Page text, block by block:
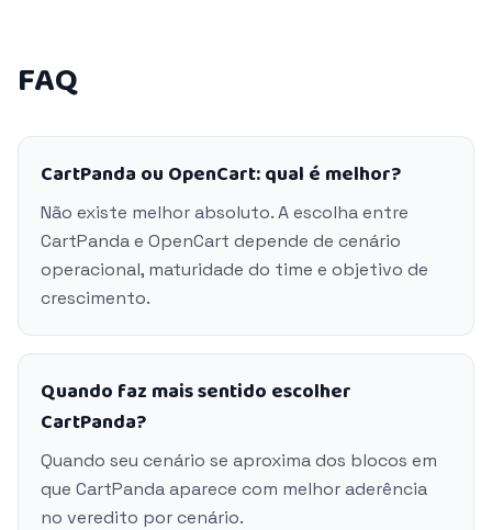
FAQ
CartPanda ou OpenCart: qual é melhor?
Não existe melhor absoluto. A escolha entre
CartPanda e OpenCart depende de cenário
operacional, maturidade do time e objetivo de
crescimento.
Quando faz mais sentido escolher
CartPanda?
Quando seu cenário se aproxima dos blocos em
que CartPanda aparece com melhor aderência
no veredito por cenário.